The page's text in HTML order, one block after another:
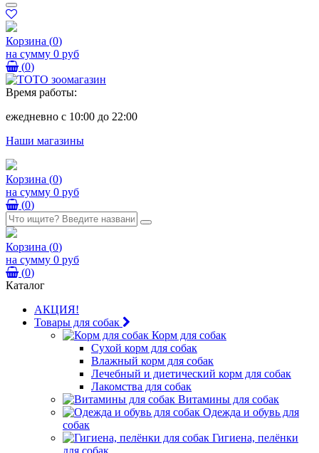
Корзина (0)
на сумму 0 руб
(0)
Время работы:
ежедневно с 10:00 до 22:00
Наши магазины
Корзина (0)
на сумму 0 руб
(0)
Корзина (0)
на сумму 0 руб
(0)
Каталог
АКЦИЯ!
Товары для собак
Корм для собак
Сухой корм для собак
Влажный корм для собак
Лечебный и диетический корм для собак
Лакомства для собак
Витамины для собак
Одежда и обувь для
собак
Гигиена, пелёнки
для собак